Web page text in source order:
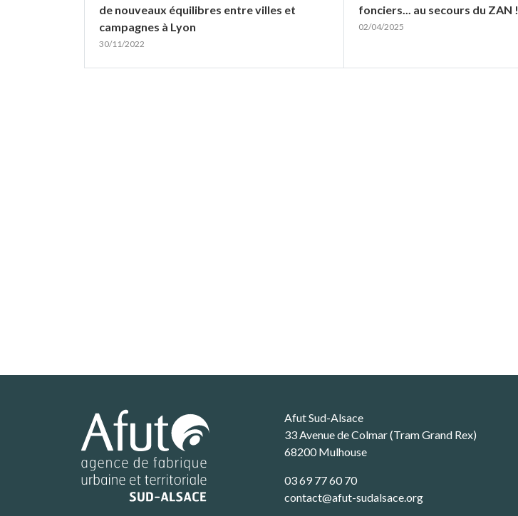
de nouveaux équilibres entre villes et
campagnes à Lyon
30/11/2022
fonciers... au secours du ZAN !
02/04/2025
Afut Sud-Alsace
33 Avenue de Colmar (Tram Grand Rex)
68200 Mulhouse
03 69 77 60 70
contact@afut-sudalsace.org